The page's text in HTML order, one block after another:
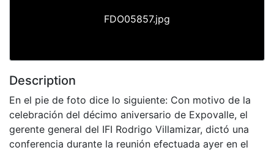
FDO05857.jpg
Description
En el pie de foto dice lo siguiente: Con motivo de la
celebración del décimo aniversario de Expovalle, el
gerente general del IFI Rodrigo Villamizar, dictó una
conferencia durante la reunión efectuada ayer en el